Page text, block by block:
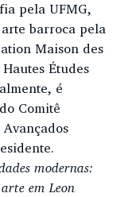
pela UFMG,
barroca pela
Maison des
Études
é
Comitê
modernas:
em Leon